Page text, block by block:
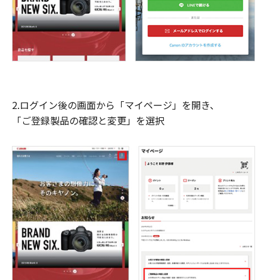
2.ログイン後の画面から「マイページ」を開き、
「ご登録製品の確認と変更」を選択